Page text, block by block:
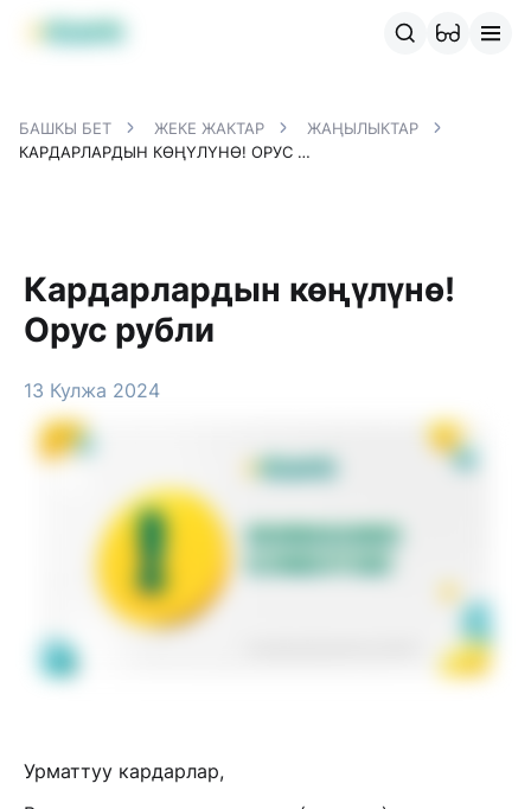
MBANK өнүмдөрү
БАШКЫ БЕТ ЖЕКЕ ЖАКТАР
ЖАҢЫЛЫКТАР
КАРДАРЛАРДЫН КӨҢҮЛҮНӨ! ОРУС РУБЛИ
Кардарлардын көңүлүнө!
Орус рубли
13 Кулжа 2024
Урматтуу кардарлар,